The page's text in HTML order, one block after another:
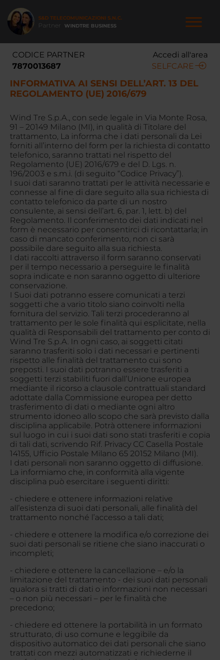
Salta
contenuto
principale
S&D TELECOMUNICAZIONI S.N.C.
Partner WINDTRE BUSINESS
CODICE PARTNER
7870013687
Accedi all'area
SELFCARE
NAVIGAZIONE
PRINCIPALE
INFORMATIVA AI SENSI DELL’ART. 13 DEL
REGOLAMENTO (UE) 2016/679
Wind Tre S.p.A., con sede legale in Via Monte Rosa,
91 – 20149 Milano (MI), in qualità di Titolare del
trattamento, La informa che i dati personali da Lei
forniti all’interno del form per la richiesta di contatto
telefonico, saranno trattati nel rispetto del
Regolamento (UE) 2016/679 e del D. Lgs. n.
196/2003 e s.m.i. (di seguito “Codice Privacy”).
I suoi dati saranno trattati per le attività necessarie e
connesse al fine di dare seguito alla sua richiesta di
contatto telefonico da parte di un nostro
consulente, ai sensi dell’art. 6, par. 1, lett. b) del
Regolamento. Il conferimento dei dati indicati nel
form è necessario per consentirci di ricontattarla; in
caso di mancato conferimento, non ci sarà
possibile dare seguito alla sua richiesta.
I dati raccolti attraverso il form saranno conservati
per il tempo necessario a perseguire le finalità
sopra indicate e non saranno oggetto di ulteriore
conservazione.
I Suoi dati potranno essere comunicati a terzi
soggetti che a vario titolo siano coinvolti nella
fornitura del servizio. Tali terzi procederanno al
trattamento per le sole finalità qui esplicitate, nella
qualità di Responsabili del trattamento per conto di
Wind Tre S.p.A. In ogni caso, ai soggetti citati
saranno trasferiti solo i dati necessari e pertinenti
rispetto alle finalità del trattamento cui sono
preposti. I suoi dati potranno essere trasferiti a
soggetti terzi stabiliti fuori dall’Unione europea
mediante il ricorso a clausole contrattuali standard
adottate dalla Commissione europea per detto
trasferimento di dati o mediante ogni altro
strumento idoneo allo scopo che sarà previsto dalla
disciplina applicabile. Potrà ottenere informazioni
sul luogo in cui i suoi dati sono stati trasferiti e copia
di tali dati, scrivendo Rif. Privacy CC Casella Postale
14155, Ufficio Postale Milano 65 20152 Milano (MI).
I dati personali non saranno oggetto di diffusione.
La informiamo che, in conformità alla vigente
disciplina può esercitare i seguenti diritti:
- chiedere e ottenere informazioni relative
all’esistenza di suoi dati personali, alle finalità del
trattamento nonché l’accesso a tali dati;
- chiedere e ottenere la modifica e/o correzione dei
suoi dati personali se ritiene che siano inaccurati o
incompleti;
- chiedere e ottenere la cancellazione – e/o la
limitazione del trattamento - dei suoi dati personali
qualora si tratti di dati o informazioni non necessari
– o non più necessari – per le finalità che
precedono;
- chiedere ed ottenere la portabilità in un formato
strutturato, di uso comune e leggibile da
dispositivo automatico dei dati personali che siano
trattati con mezzi automatizzati e richiederne il